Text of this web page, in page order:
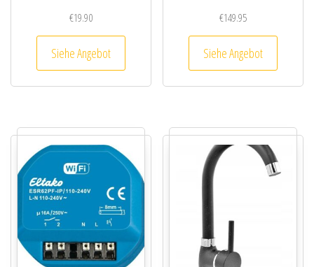
€19.90
Siehe Angebot
€149.95
Siehe Angebot